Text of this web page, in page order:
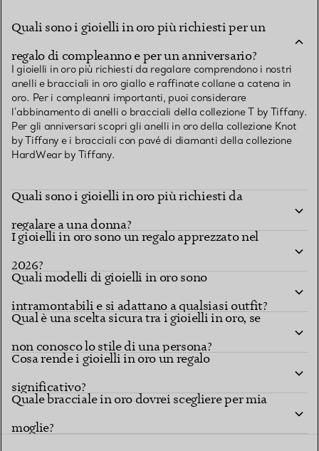
Quali sono i gioielli in oro più richiesti per un
regalo di compleanno e per un anniversario?
I gioielli in oro più richiesti da regalare comprendono i nostri
anelli e bracciali in oro giallo e raffinate collane a catena in
oro. Per i compleanni importanti, puoi considerare
l’abbinamento di anelli o bracciali della collezione T by Tiffany.
Per gli anniversari scopri gli anelli in oro della collezione Knot
by Tiffany e i bracciali con pavé di diamanti della collezione
HardWear by Tiffany.
Quali sono i gioielli in oro più richiesti da
regalare a una donna?
I gioielli in oro sono un regalo apprezzato nel
2026?
Quali modelli di gioielli in oro sono
intramontabili e si adattano a qualsiasi outfit?
Qual è una scelta sicura tra i gioielli in oro, se
non conosco lo stile di una persona?
Cosa rende i gioielli in oro un regalo
significativo?
Quale bracciale in oro dovrei scegliere per mia
moglie?